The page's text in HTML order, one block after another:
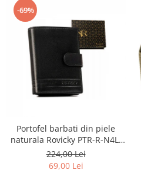
-69%
Portofel barbati din piele
naturala Rovicky PTR-R-N4L-
GAT-8922 B+B
224,00 Lei
69,00 Lei